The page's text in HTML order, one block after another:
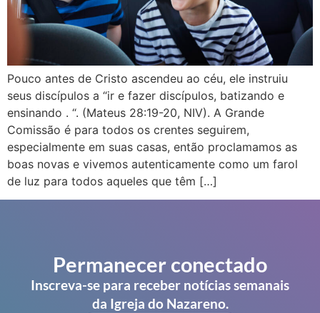
Pouco antes de Cristo ascendeu ao céu, ele instruiu
seus discípulos a “ir e fazer discípulos, batizando e
ensinando . “. (Mateus 28:19-20, NIV). A Grande
Comissão é para todos os crentes seguirem,
especialmente em suas casas, então proclamamos as
boas novas e vivemos autenticamente como um farol
de luz para todos aqueles que têm […]
Permanecer conectado
Inscreva-se para receber notícias semanais
da Igreja do Nazareno.